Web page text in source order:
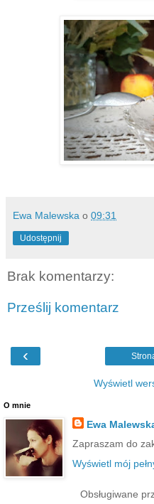
Ewa Malewska o 09:31
Udostępnij
Brak komentarzy:
Prześlij komentarz
‹
Wyświetl
O mnie
Ewa
Zapraszam do
Wyświetl mój
Obsługiwane